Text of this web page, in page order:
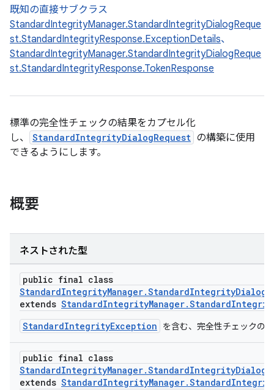
既知の直接サブクラス
StandardIntegrityManager.StandardIntegrityDialogReque
st.StandardIntegrityResponse.ExceptionDetails、
StandardIntegrityManager.StandardIntegrityDialogReque
st.StandardIntegrityResponse.TokenResponse
標準の完全性チェックの結果をカプセル化
し、
StandardIntegrityDialogRequest の構築に使用
できるようにします。
概要
ネストされた型
public final class
extends
StandardIntegrityException
を含む、完全性チェックの
public final class
extends